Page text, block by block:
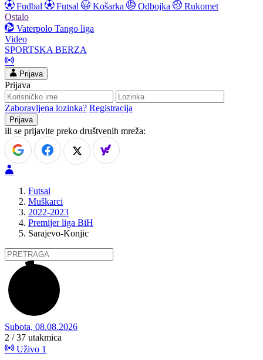
Fudbal
Futsal Košarka Odbojka
Rukomet
Ostalo
Vaterpolo Tango liga
Video
SPORTSKA BERZA
Prijava
Prijava
Zaboravljena lozinka? Registracija
ili se prijavite preko društvenih mreža:
Futsal
Muškarci
2022-2023
Premijer liga BiH
Sarajevo-Konjic
Subota, 08.08.2026
2 / 37 utakmica
Uživo 1